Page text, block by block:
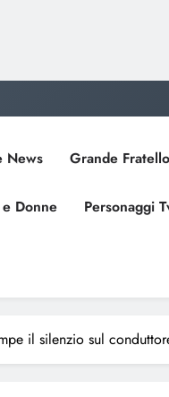
News Grande Fratello
Donne Personaggi
il silenzio sul